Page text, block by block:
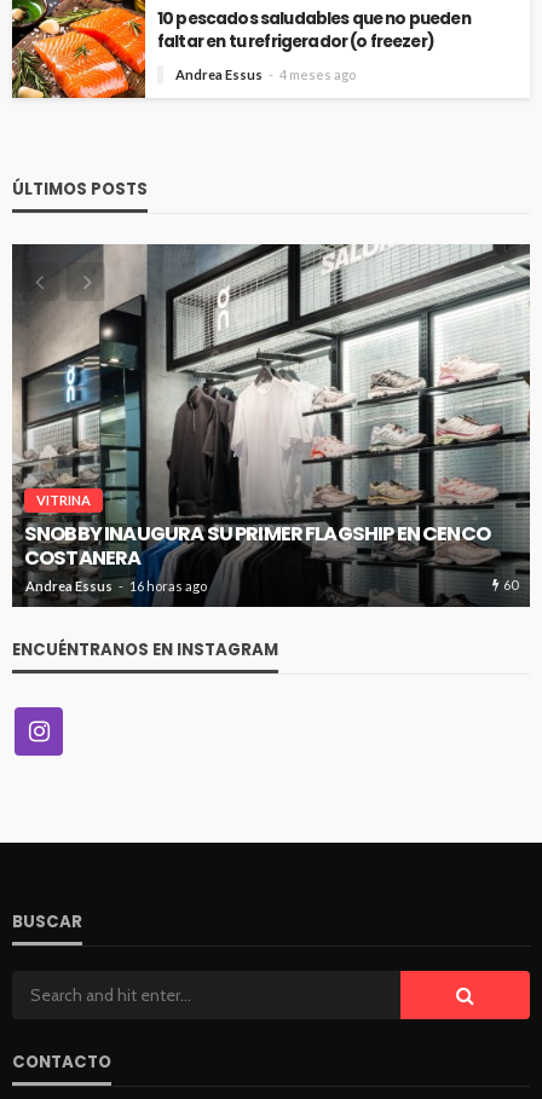
10 pescados saludables que no pueden
faltar en tu refrigerador (o freezer)
Andrea Essus 4 meses ago
ÚLTIMOS POSTS
VITRINA
SNOBBY INAUGURA SU PRIMER FLAGSHIP EN CENCO
COSTANERA
Andrea Essus 16 horas ago 60
ENCUÉNTRANOS EN INSTAGRAM
BUSCAR
CONTACTO